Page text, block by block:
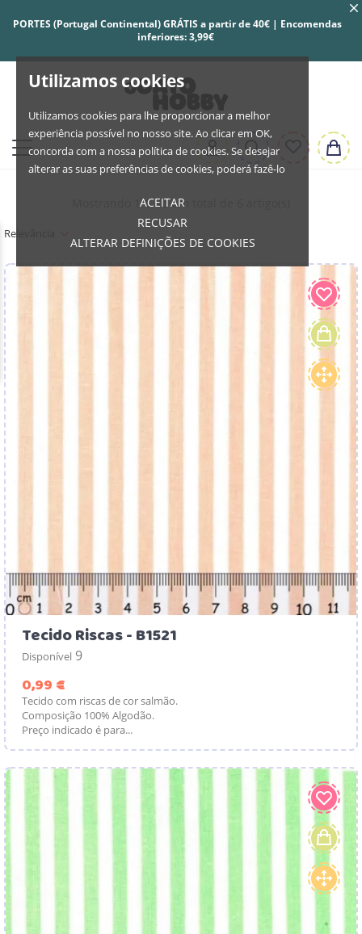
Utilizamos cookies
Utilizamos cookies para lhe proporcionar a melhor
experiência possível no nosso site. Ao clicar em OK,
concorda com a nossa política de cookies. Se desejar
alterar as suas preferências de cookies, poderá fazê-lo
ACEITAR
RECUSAR
ALTERAR DEFINIÇÕES DE COOKIES
PORTES (Portugal Continental) GRÁTIS a partir de 40€ | Encomendas
inferiores: 3,99€
Relevância
Mostrando 1-6 de um total de 6 artigo(s)
Tecido Riscas - B1521
Disponível 9
0,99 €
Tecido com riscas de cor salmão.
Composição 100% Algodão.
Preço indicado é para...